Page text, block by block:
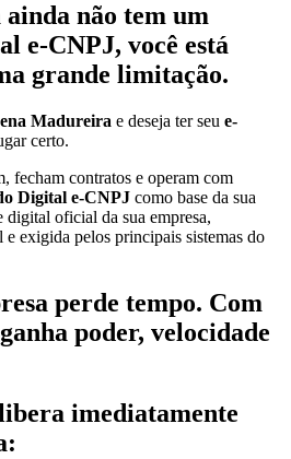
ainda não tem um
e-CNPJ, você está
grande limitação.
Madureira e deseja ter seu e-
certo.
fecham contratos e operam com
Digital e-CNPJ como base da sua
digital oficial da sua empresa,
exigida pelos principais sistemas do
perde tempo. Com
poder, velocidade
imediatamente